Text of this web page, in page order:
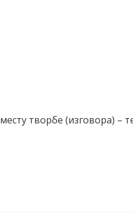
творбе (изговора) –